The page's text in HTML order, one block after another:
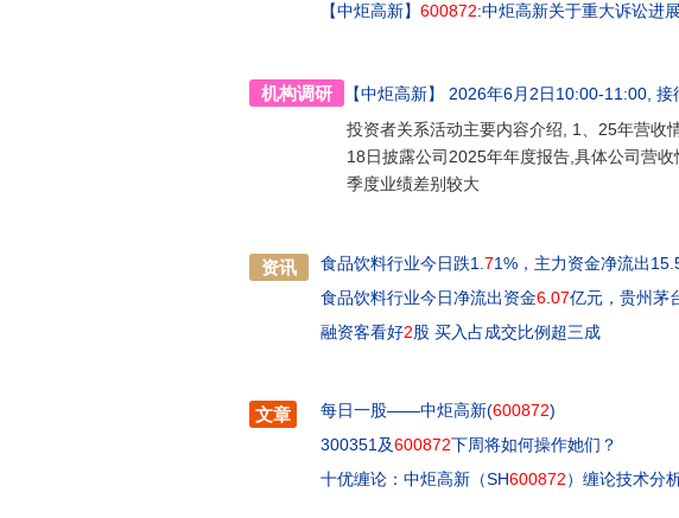
【中炬高新】 600872:中炬高新关于重大诉讼进
机构调研 【中炬高新】 2026年6月2日10:00-11:00 ,
投资者关系活动主要内容介绍, 1、25年营收
18日披露公司2025年年度报告,具体公司营
季度业绩差别较大
资讯 食品饮料行业今日跌1. 71%，主力资金净流出
食品饮料行业今日净流出资金6 07亿元，贵州茅
融资客看好2股 买入占成交比例超三成
文章 每日一股——中炬高新(600872)
300351及600872下周将如何操作她们？
十优缠论：中炬高新（SH600872）缠论技术分